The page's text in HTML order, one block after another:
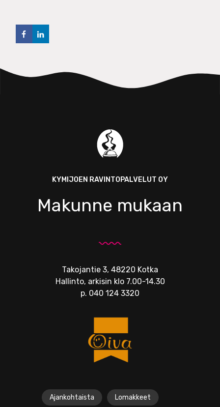
KYMIJOEN RAVINTOPALVELUT OY
Makunne mukaan
Takojantie 3, 48220 Kotka
Hallinto, arkisin klo 7.00-14.30
p. 040 124 3320
Ajankohtaista Lomakkeet